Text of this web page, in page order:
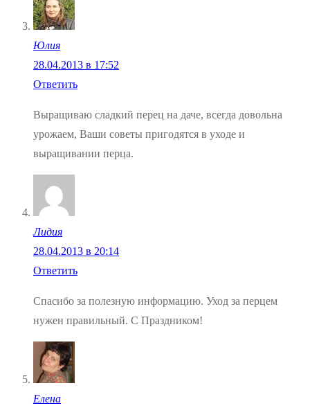
Юлия
28.04.2013 в 17:52
Ответить
Выращиваю сладкий перец на даче, всегда довольна
урожаем, Ваши советы пригодятся в уходе и
выращивании перца.
Лидия
28.04.2013 в 20:14
Ответить
Спасибо за полезную информацию. Уход за перцем
нужен правильный. С Праздником!
Елена